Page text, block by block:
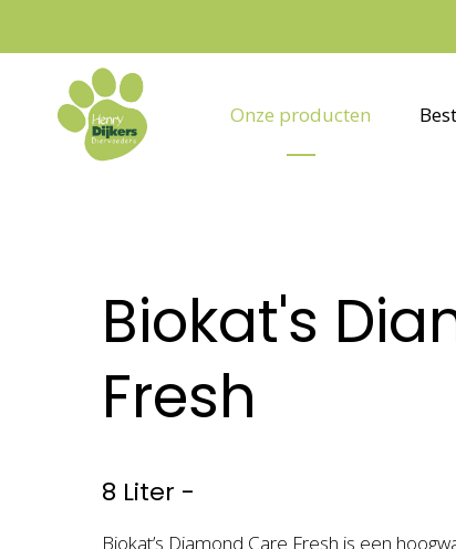
Onze producten
Biokat's
Fresh
8 Liter -
Biokat’s Diamond Care Fresh is een